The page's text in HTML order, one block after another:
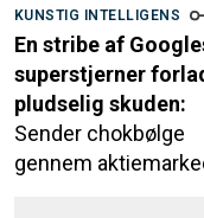
KUNSTIG INTELLIGENS
En stribe af
superstjerner
pludselig skuden:
Sender chokbølge
gennem